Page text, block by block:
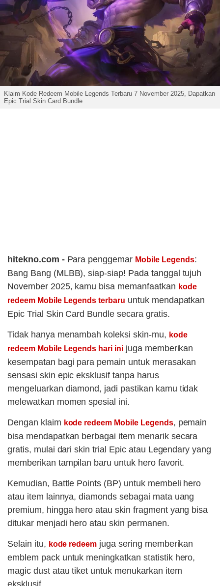
Klaim Kode Redeem Mobile Legends Terbaru 7 November 2025, Dapatkan
Epic Trial Skin Card Bundle
hitekno.com - Para penggemar Mobile Legends:
Bang Bang (MLBB), siap-siap! Pada tanggal tujuh
November 2025, kamu bisa memanfaatkan kode
redeem Mobile Legends terbaru untuk mendapatkan
Epic Trial Skin Card Bundle secara gratis.
Tidak hanya menambah koleksi skin-mu, kode
redeem Mobile Legends hari inijuga memberikan
kesempatan bagi para pemain untuk merasakan
sensasi skin epic eksklusif tanpa harus
mengeluarkan diamond, jadi pastikan kamu tidak
melewatkan momen spesial ini.
Dengan klaim kode redeem Mobile Legends, pemain
bisa mendapatkan berbagai item menarik secara
gratis, mulai dari skin trial Epic atau Legendary yang
memberikan tampilan baru untuk hero favorit.
Kemudian, Battle Points (BP) untuk membeli hero
atau item lainnya, diamonds sebagai mata uang
premium, hingga hero atau skin fragment yang bisa
ditukar menjadi hero atau skin permanen.
Selain itu, kode redeem juga sering memberikan
emblem pack untuk meningkatkan statistik hero,
magic dust atau tiket untuk menukarkan item